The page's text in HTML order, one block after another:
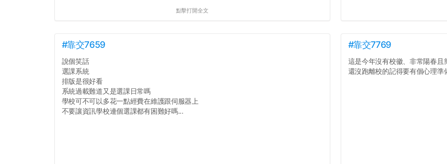
點擊打開全文
#靠交7659
說個笑話
選課系統
排版是很好看
系統過載難道又是選課日常嗎
學校可不可以多花一點經費在維護跟伺服器上
不要讓資訊學校連個選課都有困難好嗎...
#靠交7769
這是今年沒有校徽、非常陽春且
還沒跑離校的記得要有個心理準